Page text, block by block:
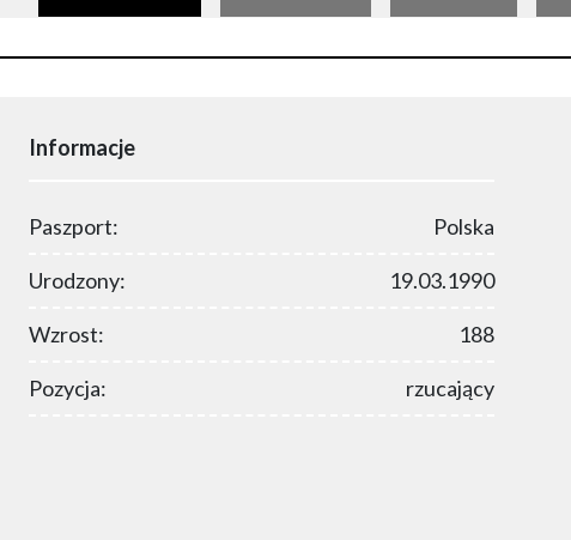
Informacje
Paszport: Polska
Urodzony: 19.03.1990
Wzrost: 188
Pozycja: rzucający